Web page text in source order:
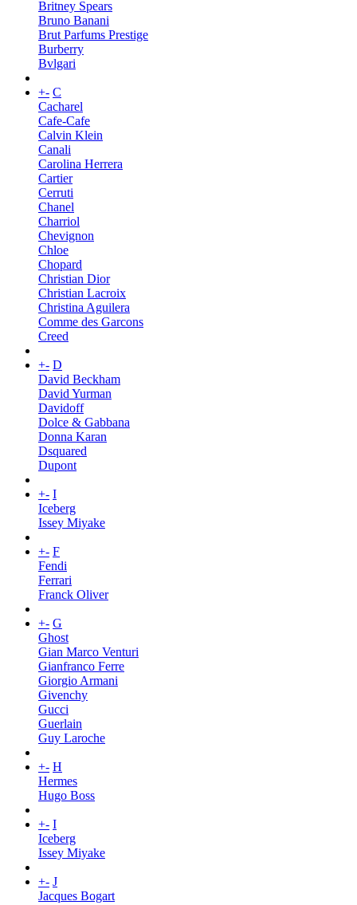
Britney Spears
Bruno Banani
Brut Parfums Prestige
Burberry
Bvlgari
+- C
Cacharel
Cafe-Cafe
Calvin Klein
Canali
Carolina Herrera
Cartier
Cerruti
Chanel
Charriol
Chevignon
Chloe
Chopard
Christian Dior
Christian Lacroix
Christina Aguilera
Comme des Garcons
Creed
+- D
David Beckham
David Yurman
Davidoff
Dolce & Gabbana
Donna Karan
Dsquared
Dupont
+- I
Iceberg
Issey Miyake
+- F
Fendi
Ferrari
Franck Oliver
+- G
Ghost
Gian Marco Venturi
Gianfranco Ferre
Giorgio Armani
Givenchy
Gucci
Guerlain
Guy Laroche
+- H
Hermes
Hugo Boss
+- I
Iceberg
Issey Miyake
+- J
Jacques Bogart